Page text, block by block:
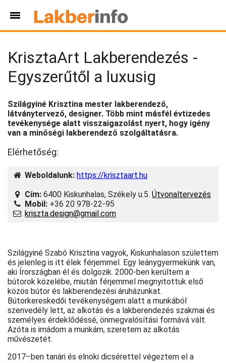
KrisztaArt Lakberendezés -
Egyszerűtől a luxusig
Szilágyiné Krisztina mester lakberendező,
látványtervező, designer. Több mint másfél évtizedes
tevékenysége alatt visszaigazolást nyert, hogy igény
van a minőségi lakberendező szolgáltatásra.
Elérhetőség:
Weboldalunk: https://krisztaart.hu
Cím: 6400 Kiskunhalas, Székely u.5.Útvonaltervezés
Mobil: +36 20 978-22-95
kriszta.design@gmail.com
Szilágyiné Szabó Krisztina vagyok, Kiskunhalason születtem
és jelenleg is itt élek férjemmel. Egy leánygyermekünk van,
aki Írországban él és dolgozik. 2000-ben kerültem a
bútorok közelébe, miután férjemmel megnyitottuk első
közös bútor és lakberendezési áruházunkat.
Bútorkereskedői tevékenységem alatt a munkából
szenvedély lett, az alkotás és a lakberendezés szakmai és
személyes érdeklődéssé, önmegvalósítási formává vált.
Azóta is imádom a munkám, szeretem az alkotás
művészetét.
2017–ben tanári és elnöki dicsérettel végeztem el a